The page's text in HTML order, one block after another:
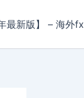
新版】 – 海外